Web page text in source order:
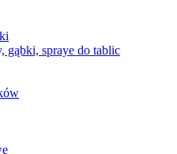
gąbki, spraye do tablic